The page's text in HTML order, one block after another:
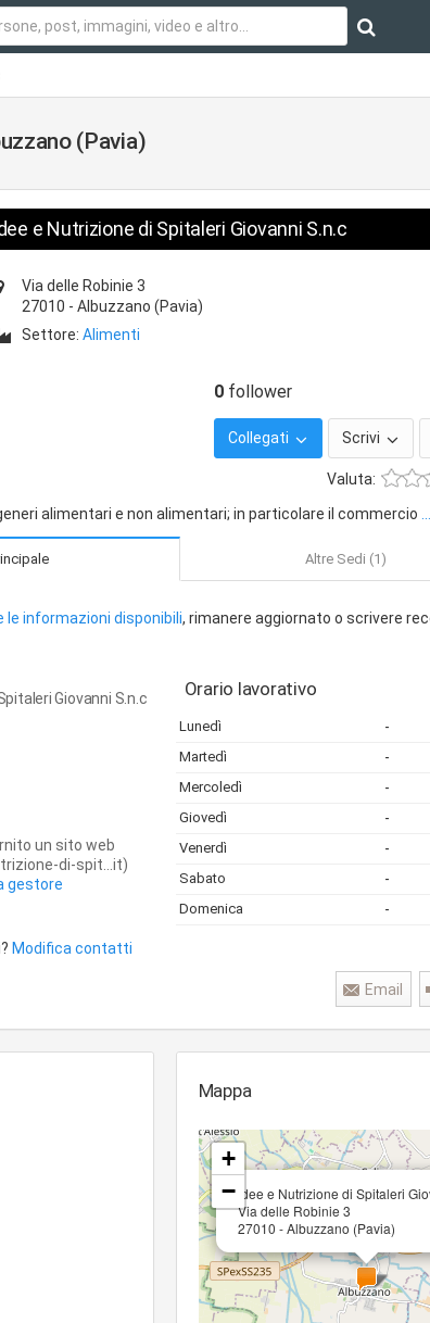
(Pavia)
e Nutrizione di Spitaleri Giovanni S.n.c
Via delle Robinie 3
27010 - Albuzzano (Pavia)
Settore: Alimenti
0 follower
Collegati Scrivi
Valuta:
alimentari e non alimentari; in particolare il commercio
Altre Sedi (1)
informazioni disponibili, rimanere aggiornato o scrivere
Giovanni S.n.c
un sito web
di-spit...it)
gestore
Orario lavorativo
Lunedì -
Martedì -
Mercoledì -
Giovedì -
Venerdì -
Sabato -
Domenica -
Modifica contatti
Email
Mappa
Idee e Nutrizione di Spitaleri
Via delle Robinie 3
27010 - Albuzzano (Pavia)
+
−